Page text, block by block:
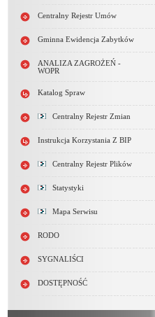
Centralny Rejestr Umów
Gminna Ewidencja Zabytków
ANALIZA ZAGROŻEŃ -
WOPR
Katalog Spraw
Centralny Rejestr Zmian
Instrukcja Korzystania Z BIP
Centralny Rejestr Plików
Statystyki
Mapa Serwisu
RODO
SYGNALIŚCI
DOSTĘPNOŚĆ